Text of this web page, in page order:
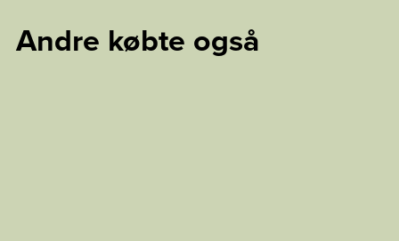
Andre købte også